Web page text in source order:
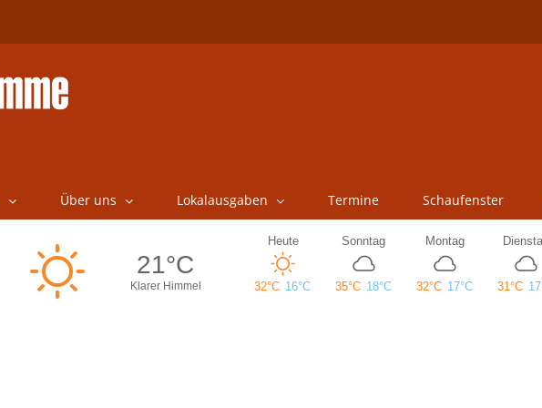
Über uns Lokalausgaben Termine Schaufenster